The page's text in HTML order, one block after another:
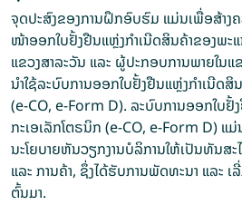
ຈຸດປະສົງຂອງການຝຶກອົບຮົມ ແມ່ນເພື່ອສ້າງຄ
ໜ້າອອກໃບຢັ້ງຢືນແຫຼ່ງກຳເນີດສິນຄ້າຂອງພະ
ແຂວງສາລະວັນ ແລະ ຜູ້ປະກອບການພາຍໃນ
ນໍາໃຊ້ລະບົບການອອກໃບຢັ້ງຢືນແຫຼ່ງກໍາເນີດສິ
(e-CO, e-Form D). ລະບົບການອອກໃບຢັ້
ກະເອເລັກໂຕຣນິກ (e-CO, e-Form D) ແ
ນະໂຍບາຍຫັນວຽກງານບໍລິການໃຫ້ເປັນທັນສ
ແລະ ການຄ້າ, ຊຶ່ງໄດ້ຮັບການພັດທະນາ ແລະ
ຕົ້ນມາ.